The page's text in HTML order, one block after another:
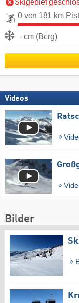
Skigebiet
0 von 181 km
- cm (Berg)
Videos
Bilder